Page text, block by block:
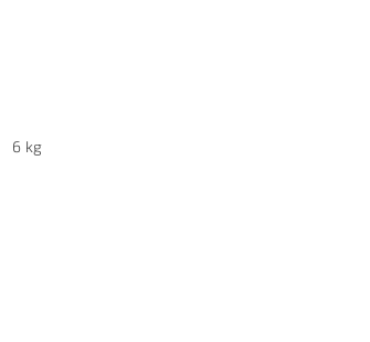
6 kg